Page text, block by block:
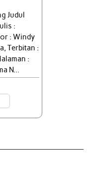
Judul
:
: Windy
Terbitan :
:
N...